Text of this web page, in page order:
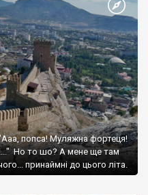
попса! Муляжна фортеця!
Но то шо? А мене ще там
принаймні до цього літа.